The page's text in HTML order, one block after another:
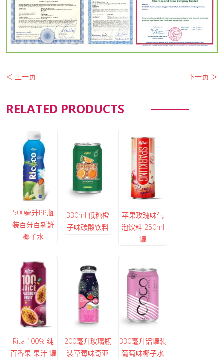
＜ 上一页 下一页 ＞
RELATED PRODUCTS
500毫升PP瓶
装百分百新鲜
椰子水
330ml 低糖橙
子味碳酸饮料
苹果玫瑰味气
泡饮料 250ml
罐
Rita 100% 纯
百香果 果汁 罐
200毫升玻璃瓶
装草莓味奇亚
330毫升铝罐装
葡萄味椰子水